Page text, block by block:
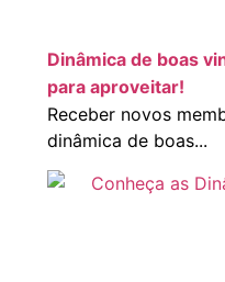
Dinâmica de boas
para aproveitar!
Receber novos
dinâmica de boas...